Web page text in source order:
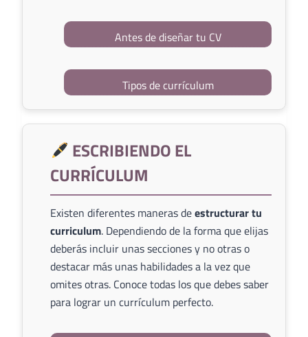
Antes de diseñar tu CV
Tipos de currículum
ESCRIBIENDO EL
CURRÍCULUM
Existen diferentes maneras deestructurar tu
curriculum. Dependiendo de la forma que elijas
deberás incluir unas secciones y no otras o
destacar más unas habilidades a la vez que
omites otras. Conoce todas los que debes saber
para lograr un currículum perfecto.